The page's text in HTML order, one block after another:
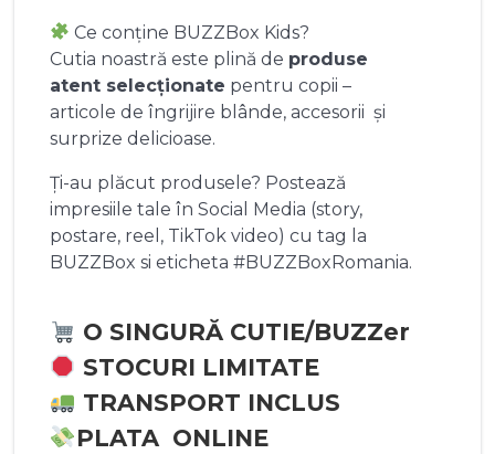
Ce conține BUZZBox Kids?
Cutia noastră este plină de produse
atent selecționate pentru copii –
articole de îngrijire blânde, accesorii și
surprize delicioase.
Ți-au plăcut produsele? Postează
impresiile tale în Social Media (story,
postare, reel, TikTok video) cu tag la
BUZZBox si eticheta #BUZZBoxRomania.
O SINGURĂ CUTIE/BUZZer
STOCURI LIMITATE
TRANSPORT INCLUS
PLATA ONLINE